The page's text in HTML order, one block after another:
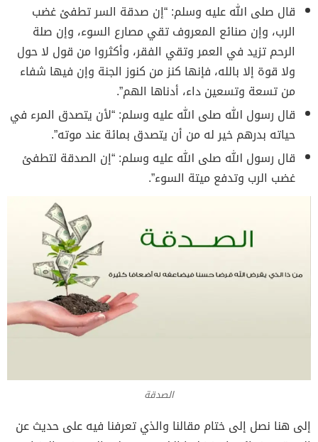
قال صلى الله عليه وسلم: “إن صدقة السر تطفئ غضب
الرب، وإن صنائع المعروف تقي مصارع السوء، وإن صلة
الرحم تزيد في العمر وتقي الفقر، وأكثروا من قول لا حول
ولا قوة إلا بالله، فإنها كنز من كنوز الجنة وإن فيها شفاء
من تسعة وتسعين داء، أدناها الهم”.
قال رسول الله صلى الله عليه وسلم: “لأن يتصدق المرء في
حياته بدرهم خير له من أن يتصدق بمائة عند موته”.
قال رسول الله صلى الله عليه وسلم: “إن الصدقة لتطفئ
غضب الرب وتدفع ميتة السوء”.
الصدقة
إلى هنا نصل إلى ختام مقالنا والذي تعرفنا فيه على حديث عن